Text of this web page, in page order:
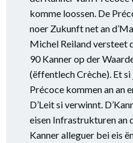
komme loossen. De
noer Zukunft net an
Michel Reiland versteet
90 Kanner op der
(ëffentlech Crèche). Et si
Précoce kommen an an
D’Leit si verwinnt.
eisen Infrastrukturen an
Kanner alleguer bei eis